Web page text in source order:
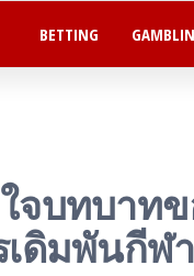
BETTING
จบทบาท
ดิมพันกีฬา